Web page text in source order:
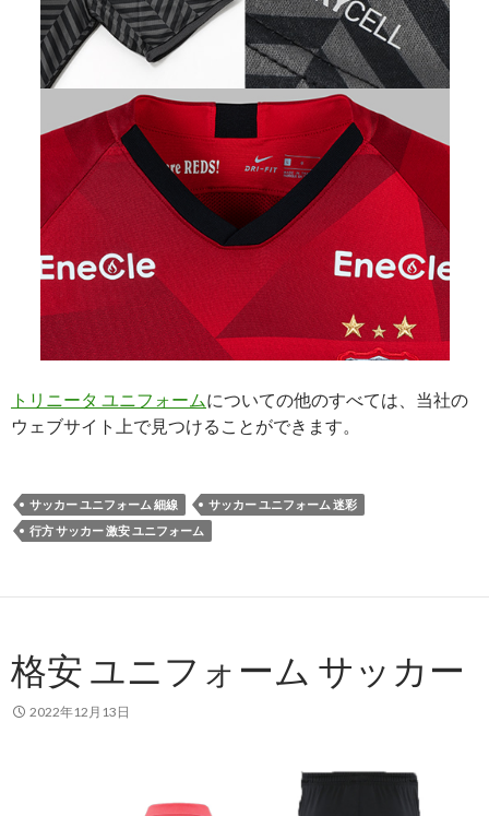
トリニータ ユニフォームについての他のすべては、当社の
ウェブサイト上で見つけることができます。
サッカー ユニフォーム 細線
サッカー ユニフォーム 迷彩
行方 サッカー 激安 ユニフォーム
格安 ユニフォーム サッカー
2022年12月13日